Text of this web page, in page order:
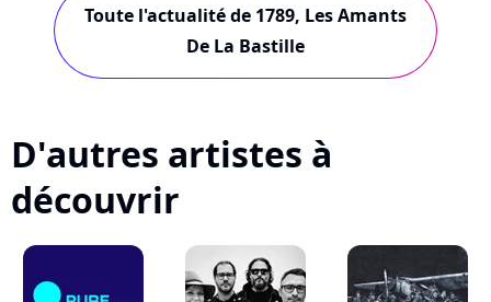
Toute l'actualité de 1789, Les Amants
De La Bastille
D'autres artistes à
découvrir